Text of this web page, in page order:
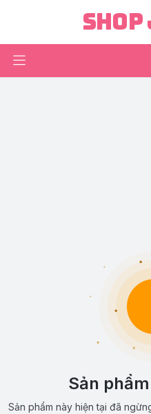
Shop
Sản
Sản phẩm này hiện tại đã